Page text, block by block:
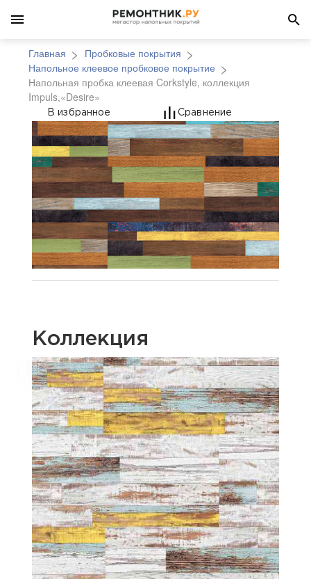
Главная
Пробковые покрытия
Напольное клеевое пробковое покрытие
Напольная пробка клеевая Corkstyle, коллекция
Impuls,«Desire»
Напольная пробка
В избранное Сравнение
Коллекция